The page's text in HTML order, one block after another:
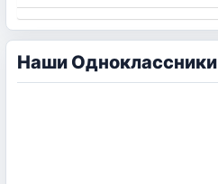
Наши Одноклассники